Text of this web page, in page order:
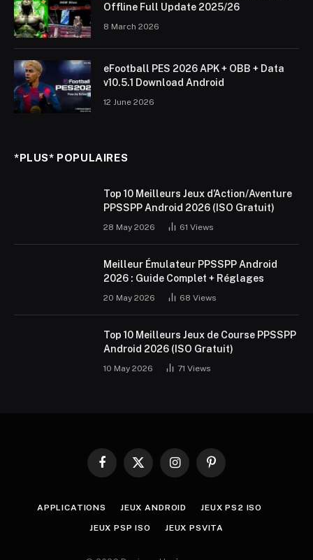
Offline Full Update 2025/26
8 March 2026
eFootball PES 2026 APK + OBB + Data
v10.5.1 Download Android
12 June 2026
*PLUS* POPULAIRES
Top 10 Meilleurs Jeux d’Action/Aventure
PPSSPP Android 2026 (ISO Gratuit)
28 May 2026 61 Views
Meilleur Émulateur PPSSPP Android
2026 : Guide Complet + Réglages
20 May 2026 68 Views
Top 10 Meilleurs Jeux de Course PPSSPP
Android 2026 (ISO Gratuit)
10 May 2026 71 Views
Facebook
X
InstagramPinterest
APPLICATIONS JEUX ANDROID JEUX PS2 ISO
JEUX PSP ISO JEUX PSVITA